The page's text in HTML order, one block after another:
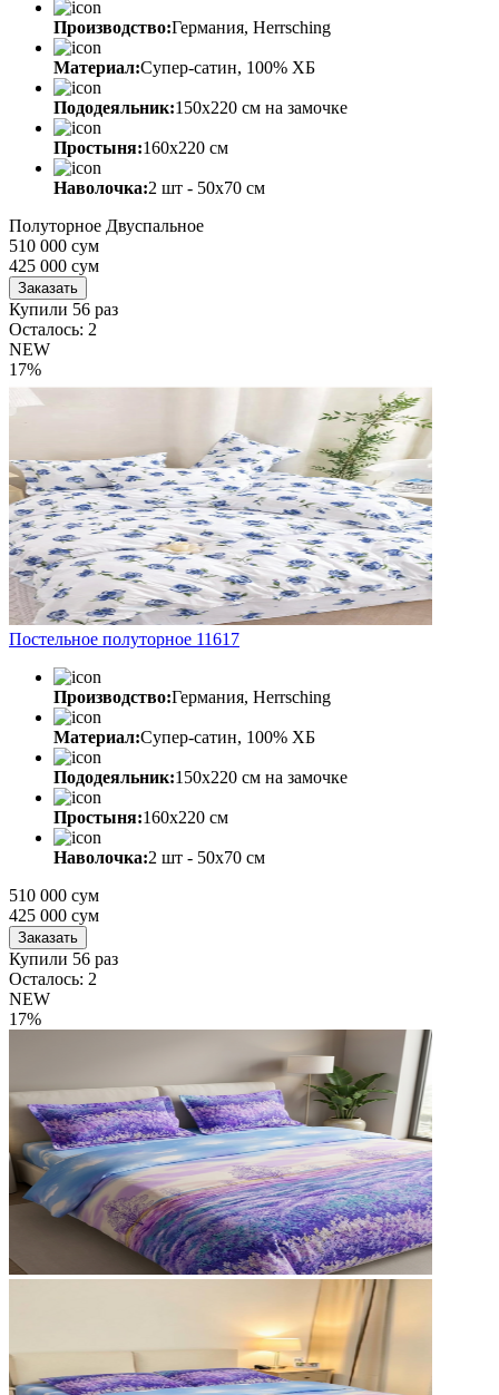
Производство:Германия, Herrsching
Материал:Супер-сатин, 100% ХБ
Пододеяльник:150х220 см на замочке
Простыня:160х220 см
Наволочка:2 шт - 50x70 см
Полуторное Двуспальное
510 000 сум
425 000 сум
Заказать
Купили 56 раз
Осталось: 2
NEW
17%
Постельное полуторное 11617
Производство:Германия, Herrsching
Материал:Супер-сатин, 100% ХБ
Пододеяльник:150х220 см на замочке
Простыня:160х220 см
Наволочка:2 шт - 50x70 см
510 000 сум
425 000 сум
Заказать
Купили 56 раз
Осталось: 2
NEW
17%